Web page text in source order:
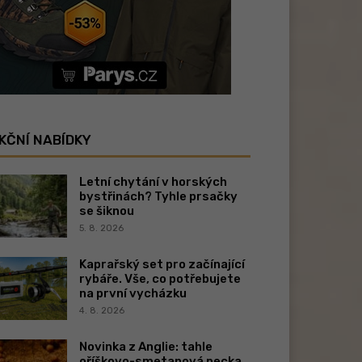
NABÍDKY
Letní chytání v horských
bystřinách? Tyhle prsačky
se šiknou
5. 8. 2026
Kaprařský set pro začínající
rybáře. Vše, co potřebujete
na první vycházku
4. 8. 2026
Novinka z Anglie: tahle